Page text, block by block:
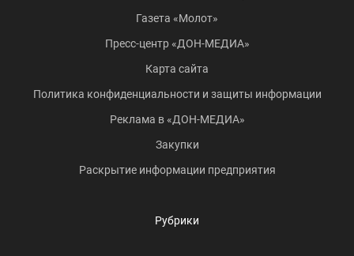
Газета «Молот»
Пресс-центр «ДОН-МЕДИА»
Карта сайта
Политика конфиденциальности и защиты информации
Реклама в «ДОН-МЕДИА»
Закупки
Раскрытие информации предприятия
Рубрики